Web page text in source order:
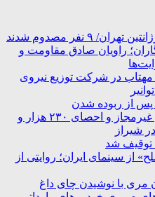
۹ نفر مصدوم شدند
راویان صادق مقاومت و
در شرکت توزیع نیروی
از ربوده شدن
جمع آوری ۱۱۰ انشعاب برق غیرمجاز و احصای ۲۳۰ هزار و
توقیف شد
از سینمای ایران؛ روایتی از
مری با نوشیدن چای داغ